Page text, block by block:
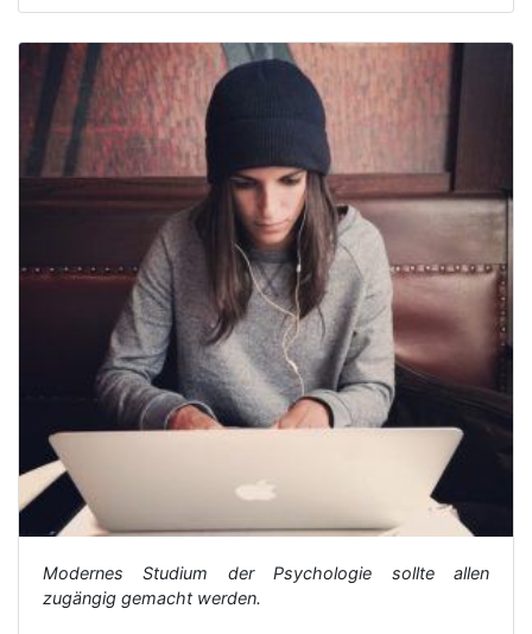
Modernes Studium der Psychologie sollte allen
zugängig gemacht werden.